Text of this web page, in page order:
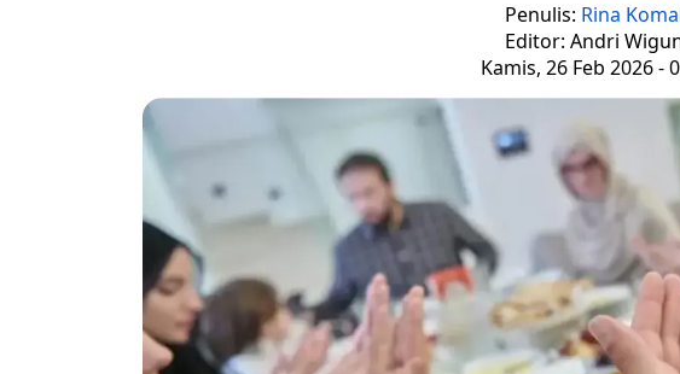
Penulis: Rina
Editor: Andri
Kamis, 26 Feb 2026 -